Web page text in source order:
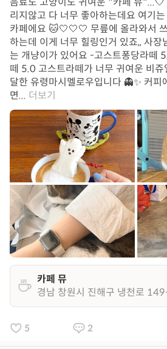
리지않고 다 너무 좋아하는데요 여기
카페에요 🐱🤍🤍🤍 무릎에 올라와서
하는데 이게 너무 힐링인거 있죠,, 사
는 개냥이가 있어요 -고스트퐁당라떼
떼 5.0 고스트라떼가 너무 귀여운 비
달한 유령마시멜로우입니다 👻✨ 커피
면... 더보기
카페 뮤
경남 창원시 진해구 냉천로
5 2